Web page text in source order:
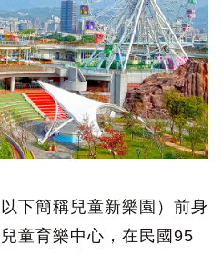
下簡稱兒童新樂園）前身
童育樂中心，在民國95